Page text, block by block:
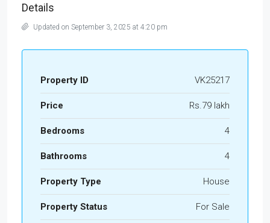
Details
Updated on September 3, 2025 at 4:20 pm
Property ID VK25217
Price Rs.79 lakh
Bedrooms 4
Bathrooms 4
Property Type House
Property Status For Sale